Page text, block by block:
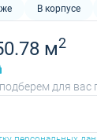
В корпусе
м2
для